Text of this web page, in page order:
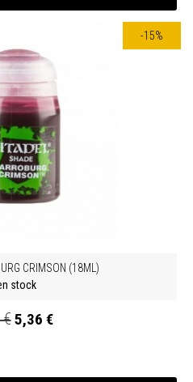
-15%
CRIMSON (18ML)
stock
5,36 €